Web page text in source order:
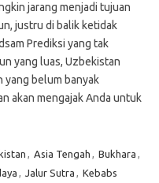
jarang menjadi tujuan
justru di balik ketidak
Prediksi yang tak
yang luas, Uzbekistan
yang belum banyak
akan mengajak Anda untuk
, Asia Tengah , Bukhara ,
, Jalur Sutra , Kebabs